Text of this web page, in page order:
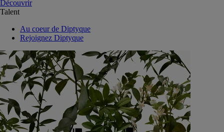
Découvrir
Talent
Au coeur de Diptyque
Rejoignez Diptyque